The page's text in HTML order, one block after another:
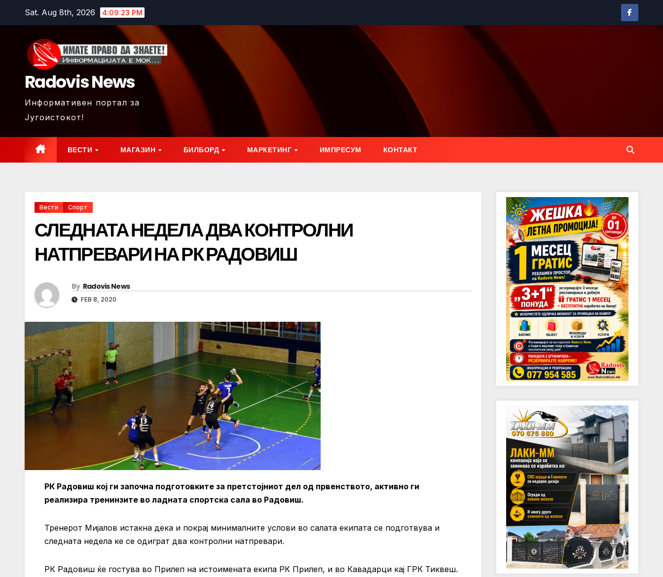
Sat. Aug 8th, 2026 4:09:24 PM
Radovis News
Информативен портал за
Југоистокот!
ВЕСТИ МАГАЗИН БИЛБОРД МАРКЕТИНГ ИМПРЕСУМ КОНТАКТ
Вести Спорт
СЛЕДНАТА НЕДЕЛА ДВА КОНТРОЛНИ
НАТПРЕВАРИ НА РК РАДОВИШ
By Radovis News
FEB 8, 2020
РК Радовиш кој ги започна подготовките за претстојниот дел од првенството, активно ги
реализира тренинзите во ладната спортска сала во Радовиш.
Тренерот Мијалов истакна дека и покрај минималните услови во салата екипата се подготвува и
следната недела ке се одиграт два контролни натпревари.
РК Радовиш ќе гостува во Прилеп на истоимената екипа РК Прилеп, и во Кавадарци кај ГРК Тиквеш.